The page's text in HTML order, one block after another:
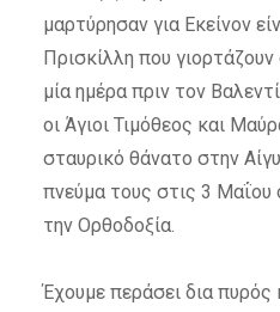
μαρτύρησαν για Εκείνον
Πρισκίλλη που
μία ημέρα πριν τον
οι Άγιοι Τιμόθεος και
σταυρικό θάνατο στην
πνεύμα τους στις 3 Μαΐου
την Ορθοδοξία.
Έχουμε περάσει δια πυρός